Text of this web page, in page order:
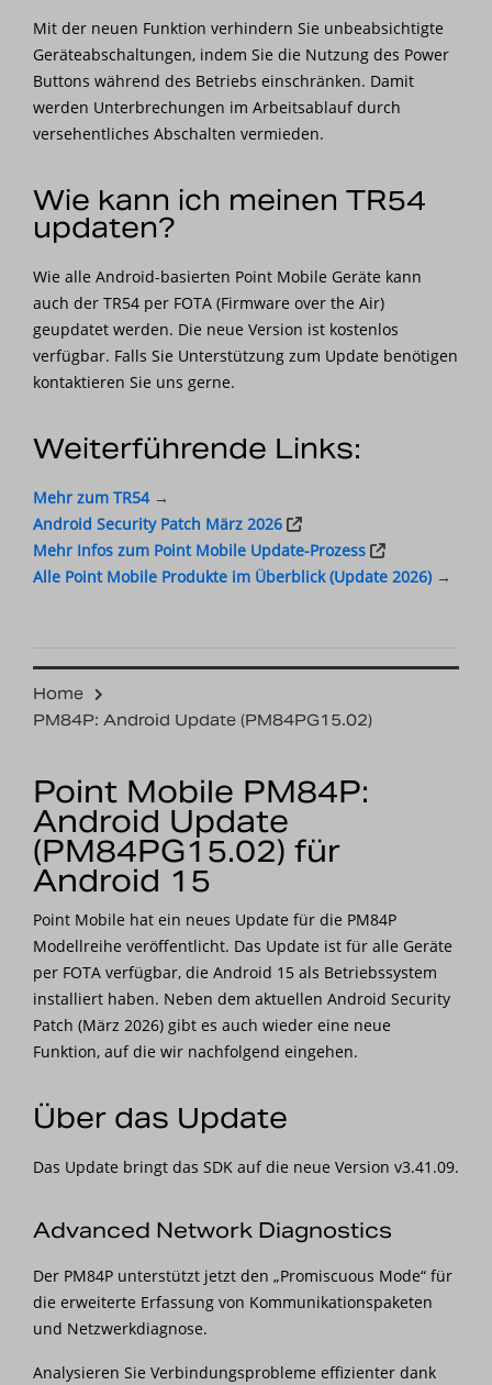
Mit der neuen Funktion verhindern Sie unbeabsichtigte
Geräteabschaltungen, indem Sie die Nutzung des Power
Buttons während des Betriebs einschränken. Damit
werden Unterbrechungen im Arbeitsablauf durch
versehentliches Abschalten vermieden.
Wie kann ich meinen TR54
updaten?
Wie alle Android-basierten Point Mobile Geräte kann
auch der TR54 per FOTA (Firmware over the Air)
geupdatet werden. Die neue Version ist kostenlos
verfügbar. Falls Sie Unterstützung zum Update benötigen
kontaktieren Sie uns gerne.
Weiterführende Links:
Mehr zum TR54→
Android Security Patch März 2026
Mehr Infos zum Point Mobile Update-Prozess
Alle Point Mobile Produkte im Überblick (Update 2026) →
Home
PM84P: Android Update (PM84PG15.02)
Point Mobile PM84P:
Android Update
(PM84PG15.02) für
Android 15
Point Mobile hat ein neues Update für die PM84P
Modellreihe veröffentlicht. Das Update ist für alle Geräte
per FOTA verfügbar, die Android 15 als Betriebssystem
installiert haben. Neben dem aktuellen Android Security
Patch (März 2026) gibt es auch wieder eine neue
Funktion, auf die wir nachfolgend eingehen.
Über das Update
Das Update bringt das SDK auf die neue Version v3.41.09.
Advanced Network Diagnostics
Der PM84P unterstützt jetzt den „Promiscuous Mode“ für
die erweiterte Erfassung von Kommunikationspaketen
und Netzwerkdiagnose.
Analysieren Sie Verbindungsprobleme effizienter dank